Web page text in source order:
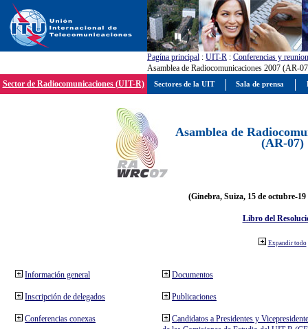
Pagína principal : UIT-R : Conferencias y
Asamblea de Radiocomunicaciones 2007 (AR-
Sector de Radiocomunicaciones (UIT-R)
Asamblea de
(AR-07)
(Ginebra, Suiza, 15 de octubre-19
Libro del
Expandir todo
Información general
Inscripción de delegados
Conferencias conexas
Documentos
Publicaciones
Candidatos a Presidentes y
Sectores de la UIT Sala de prensa